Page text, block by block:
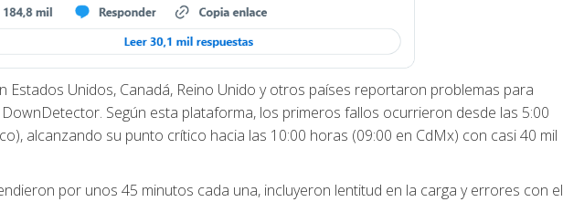
Estados Unidos, Canadá, Reino Unido y otros países reportaron problemas para
Según esta plataforma, los primeros fallos ocurrieron desde las 5:00
alcanzando su punto crítico hacia las 10:00 horas (09:00 en CdMx) con casi 40 mil
por unos 45 minutos cada una, incluyeron lentitud en la carga y errores con el